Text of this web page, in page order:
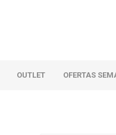
OUTLET OFERTAS